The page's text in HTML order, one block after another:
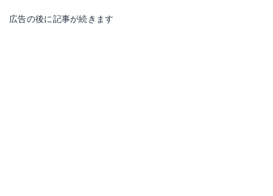
広告の後に記事が続きます